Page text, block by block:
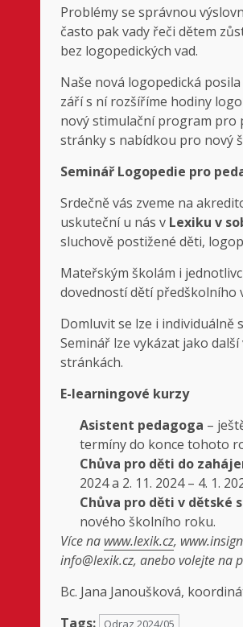
Problémy se správnou
často pak vady řeči dětem
bez logopedických vad.
Naše nová logopedická
září s ní rozšíříme hodiny
nový stimulační program pro
stránky s nabídkou pro nový
Seminář Logopedie pro
Srdečně vás zveme na
uskuteční u nás v Lexiku v
sluchově postižené děti,
Mateřským školám i
dovedností dětí předškolního
Domluvit se lze i individuálně
Seminář lze vykázat jako
stránkách.
E-learningové kurzy
Asistent pedagoga –
termíny do konce tohoto
Chůva pro děti do
2024 a 2. 11. 2024 – 4. 1.
Chůva pro děti v dětské
nového školního roku.
Více na www.lexik.cz,
info@lexik.cz, anebo volejte na
Bc. Jana Janoušková,
Tags:
Odraz 2024/05